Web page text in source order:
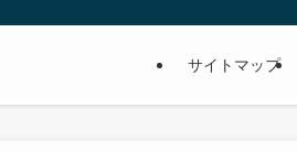
サイトマップ